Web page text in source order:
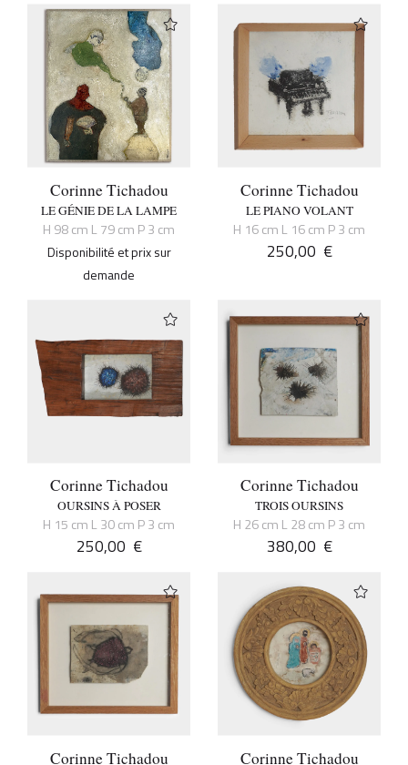
Corinne Tichadou
LE GÉNIE DE LA LAMPE
H 98 cm L 79 cm P 3 cm
Disponibilité et prix sur
demande
Corinne Tichadou
LE PIANO VOLANT
H 16 cm L 16 cm P 3 cm
250,00 €
Corinne Tichadou
OURSINS À POSER
H 15 cm L 30 cm P 3 cm
250,00 €
Corinne Tichadou
TROIS OURSINS
H 26 cm L 28 cm P 3 cm
380,00 €
Corinne Tichadou Corinne Tichadou